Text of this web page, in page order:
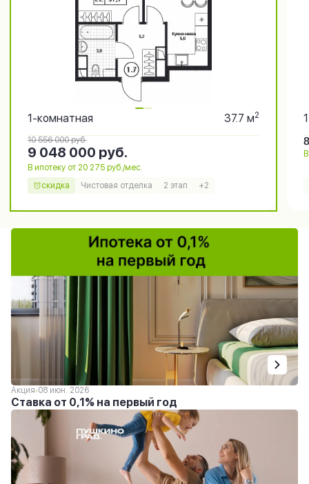
1-комнатная 37.7 м2
10 556 000руб.
9 048 000 руб.
В ипотеку от 20 275 руб./мес.
скидка
Чистовая отделка 2 этап +2
Акция 08 июн. 2026
Ставка от 0,1% на первый год